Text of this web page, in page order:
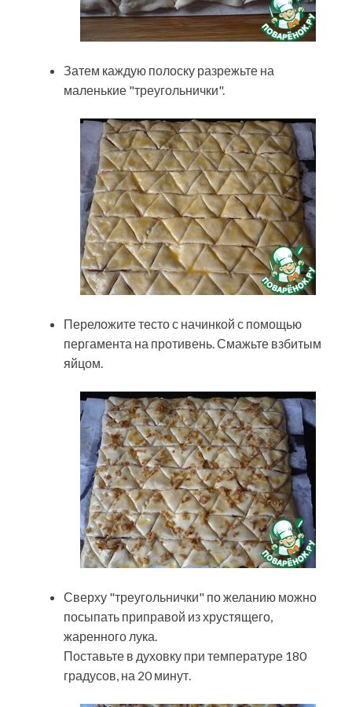
Затем каждую полоску разрежьте на
маленькие "треугольнички".
Переложите тесто с начинкой с помощью
пергамента на противень. Смажьте взбитым
яйцом.
Сверху "треугольнички" по желанию можно
посыпать приправой из хрустящего,
жаренного лука.
Поставьте в духовку при температуре 180
градусов, на 20 минут.